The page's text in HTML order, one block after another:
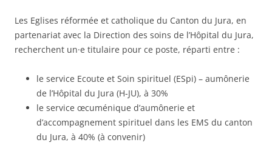
Les Eglises réformée et catholique du Canton du Jura, en
partenariat avec la Direction des soins de l’Hôpital du Jura,
recherchent un·e titulaire pour ce poste, réparti entre :
le service Ecoute et Soin spirituel (ESpi) – aumônerie
de l’Hôpital du Jura (H-JU), à 30%
le service œcuménique d’aumônerie et
d’accompagnement spirituel dans les EMS du canton
du Jura, à 40% (à convenir)